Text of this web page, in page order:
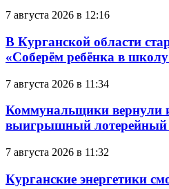
7 августа 2026 в 12:16
В Курганской области
«Соберём ребёнка в
7 августа 2026 в 11:34
Коммунальщики вернули
выигрышный лотерейный
7 августа 2026 в 11:32
Курганские энергетики